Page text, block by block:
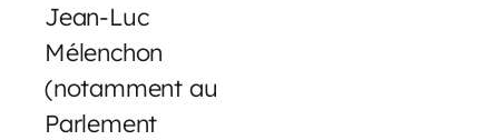
Jean-Luc
Mélenchon
(notamment au
Parlement